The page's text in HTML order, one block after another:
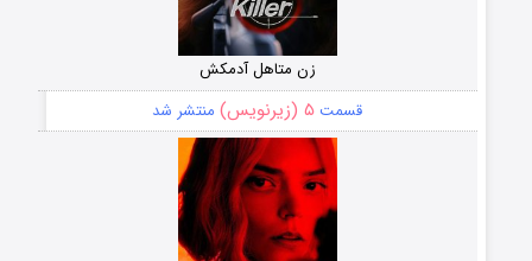
زن متاهل آدمکش
قسمت ۵ (زیرنویس) منتشر شد